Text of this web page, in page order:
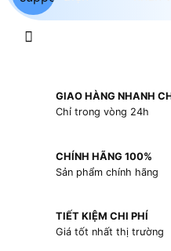
GIAO HÀNG NHANH
Chỉ trong vòng 24h
CHÍNH HÃNG 100%
Sản phẩm chính hãng
TIẾT KIỆM CHI PHÍ
Giá tốt nhất thị trường